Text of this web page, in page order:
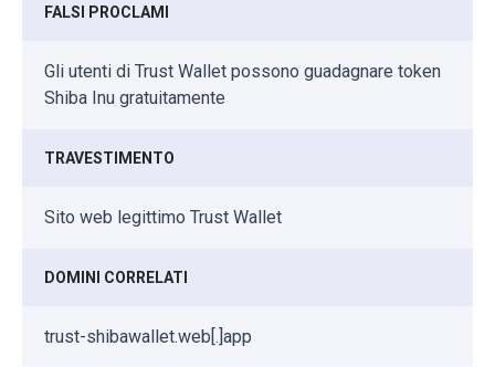
FALSI PROCLAMI
Gli utenti di Trust Wallet possono guadagnare token
Shiba Inu gratuitamente
TRAVESTIMENTO
Sito web legittimo Trust Wallet
DOMINI CORRELATI
trust-shibawallet.web[.]app